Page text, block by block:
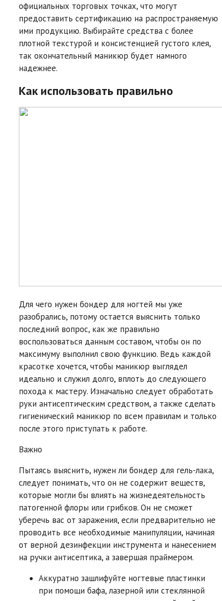
официальных торговых точках, что могут
предоставить сертификацию на распространяемую
ими продукцию. Выбирайте средства с более
плотной текстурой и консистенцией густого клея,
так окончательный маникюр будет намного
надежнее.
Как использовать правильно
Для чего нужен бондер для ногтей мы уже
разобрались, потому остается выяснить только
последний вопрос, как же правильно
воспользоваться данным составом, чтобы он по
максимуму выполнил свою функцию. Ведь каждой
красотке хочется, чтобы маникюр выглядел
идеально и служил долго, вплоть до следующего
похода к мастеру. Изначально следует обработать
руки антисептическим средством, а также сделать
гигиенический маникюр по всем правилам и только
после этого приступать к работе.
Важно
Пытаясь выяснить, нужен ли бондер для гель-лака,
следует понимать, что он не содержит веществ,
которые могли бы влиять на жизнедеятельность
патогенной флоры или грибков. Он не сможет
уберечь вас от заражения, если предварительно не
проводить все необходимые манипуляции, начиная
от верной дезинфекции инструмента и нанесением
на ручки антисептика, а завершая праймером.
Аккуратно зашлифуйте ногтевые пластинки
при помощи бафа, лазерной или стеклянной